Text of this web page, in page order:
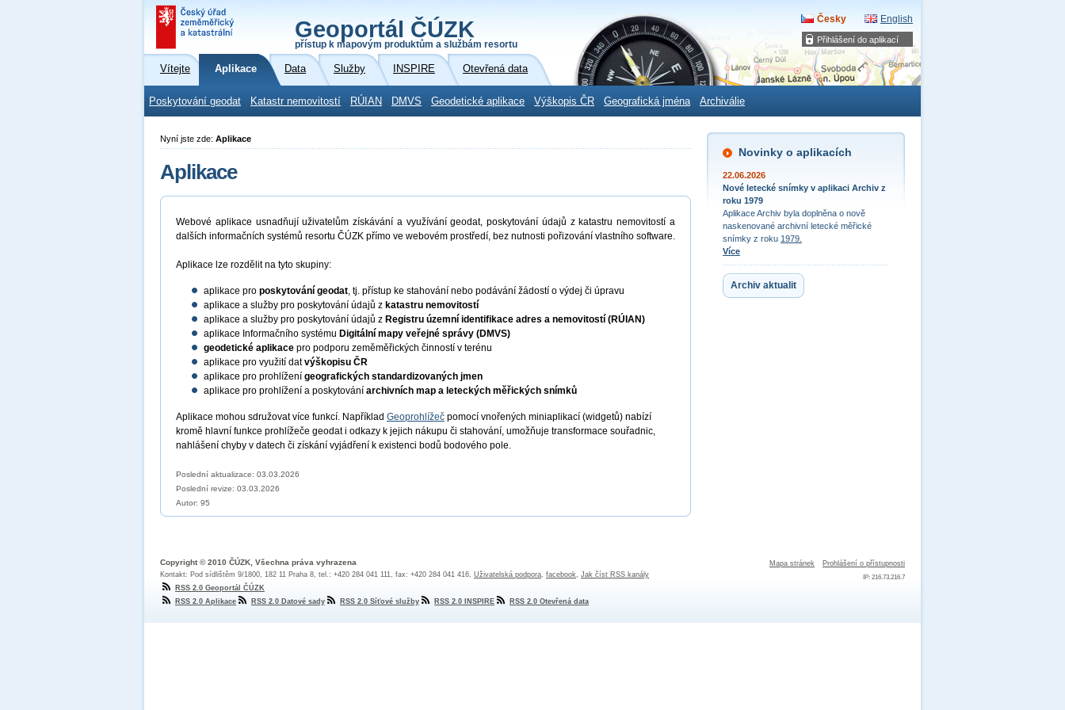
Přihlášení do aplikací
Geoportál ČÚZK
přístup k mapovým produktům a službám resortu
Česky English
Vítejte Aplikace Data Služby INSPIRE Otevřená data
Poskytování geodat Katastr nemovitostí RÚIAN DMVS Geodetické aplikace Výškopis ČR Geografická jména Archiválie
Novinky o aplikacích
22.06.2026
Nové letecké snímky v aplikaci Archiv z
roku 1979
Aplikace Archiv byla doplněna o nově
naskenované archivní letecké měřické
snímky z roku 1979.
Více
Archiv aktualit
Nyní jste zde: Aplikace
Aplikace
Webové aplikace usnadňují uživatelům získávání a využívání geodat, poskytování údajů z katastru nemovitostí a
dalších informačních systémů resortu ČÚZK přímo ve webovém prostředí, bez nutnosti pořizování vlastního software.
Aplikace lze rozdělit na tyto skupiny:
aplikace pro poskytování geodat, tj. přístup ke stahování nebo podávání žádostí o výdej či úpravu
aplikace a služby pro poskytování údajů z katastru nemovitostí
aplikace a služby pro poskytování údajů z Registru územní identifikace adres a nemovitostí (RÚIAN)
aplikace Informačního systému Digitální mapy veřejné správy (DMVS)
geodetické aplikace pro podporu zeměměřických činností v terénu
aplikace pro využití datvýškopisu ČR
aplikace pro prohlížení geografických standardizovaných jmen
aplikace pro prohlížení a poskytování archivních map a leteckých měřických snímků
Aplikace mohou sdružovat více funkcí. Například Geoprohlížeč pomocí vnořených miniaplikací (widgetů) nabízí
kromě hlavní funkce prohlížeče geodat i odkazy k jejich nákupu či stahování, umožňuje transformace souřadnic,
nahlášení chyby v datech či získání vyjádření k existenci bodů bodového pole.
Poslední aktualizace: 03.03.2026
Poslední revize: 03.03.2026
Autor: 95
Mapa stránek Prohlášení o přístupnosti
IP: 216.73.216.7
Copyright © 2010 ČÚZK, Všechna práva vyhrazena
Kontakt: Pod sídlištěm 9/1800, 182 11 Praha 8, tel.: +420 284 041 111, fax: +420 284 041 416, Uživatelská podpora, facebook, Jak číst RSS kanály
RSS 2.0 Geoportál ČÚZK
RSS 2.0 Aplikace
RSS 2.0 Datové sady RSS 2.0 Síťové služby RSS 2.0 INSPIRE RSS 2.0 Otevřená data